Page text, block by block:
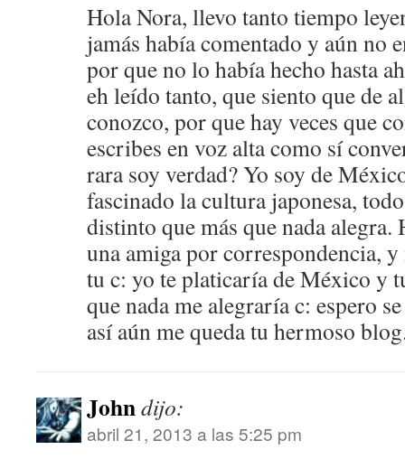
Hola Nora, llevo tanto tiempo
jamás había comentado y aún no
por que no lo había hecho hasta
eh leído tanto, que siento que de
conozco, por que hay veces que
escribes en voz alta como sí
rara soy verdad? Yo soy de
fascinado la cultura japonesa,
distinto que más que nada alegra.
una amiga por correspondencia,
tu c: yo te platicaría de México y
que nada me alegraría c: espero
así aún me queda tu hermoso
Johndijo:
abril 21, 2013 a las 5:25 pm